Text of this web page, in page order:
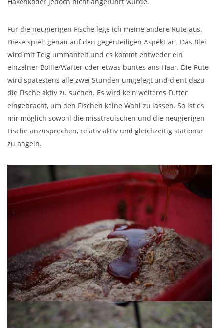
Hakenköder jedoch nicht angerührt wurde.
Für die neugierigen Fische lege ich meine andere Rute aus.
Diese spielt genau auf den gegenteiligen Aspekt an. Das Blei
wird mit Teig ummantelt und es kommt entweder ein
einzelner Boilie/Wafter oder etwas buntes ans Haar. Die Rute
wird spätestens alle zwei Stunden umgelegt und dient dazu
die Fische aktiv zu suchen. Es wird kein weiteres Futter
eingebracht, um den Fischen keine Wahl zu lassen. So ist es
mir möglich sowohl die misstrauischen und die neugierigen
Fische anzusprechen, relativ aktiv und gleichzeitig stationär
zu angeln.